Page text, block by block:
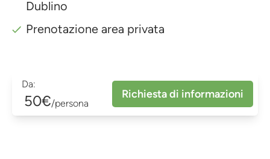
Dublino
Prenotazione area privata
Da:
50€/persona
Richiesta di informazioni